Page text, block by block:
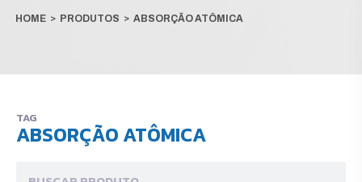
HOME > PRODUTOS > ABSORÇÃO ATÔMICA
TAG
ABSORÇÃO ATÔMICA